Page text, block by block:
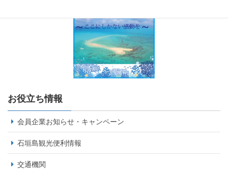
お役立ち情報
会員企業お知らせ・キャンペーン
石垣島観光便利情報
交通機関